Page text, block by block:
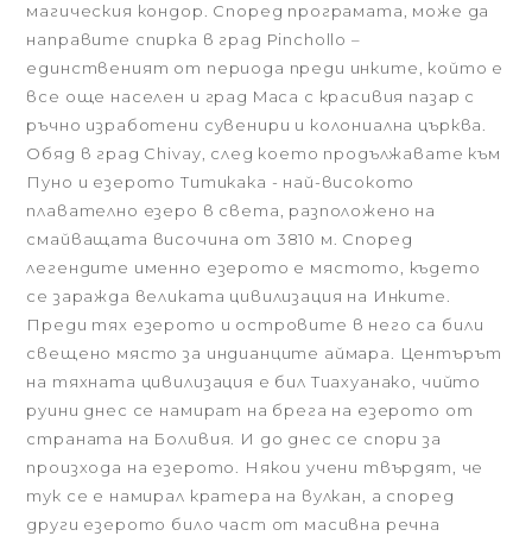
магическия кондор. Според програмата, може да
направите спирка в град Pinchollo –
единственият от периода преди инките, който е
все още населен и град Maca с красивия пазар с
ръчно изработени сувенири и колониална църква.
Обяд в град Chivay, след което продължавате към
Пуно и езерото Титикака - най-високото
плавателно езеро в света, разположено на
смайващата височина от 3810 м. Според
легендите именно езерото е мястото, където
се заражда великата цивилизация на Инките.
Преди тях езерото и островите в него са били
свещено място за индианците аймара. Центърът
на тяхната цивилизация е бил Тиахуанако, чийто
руини днес се намират на брега на езерото от
страната на Боливия. И до днес се спори за
произхода на езерото. Някои учени твърдят, че
тук се е намирал кратерa на вулкан, а според
други езерото било част от масивна речна